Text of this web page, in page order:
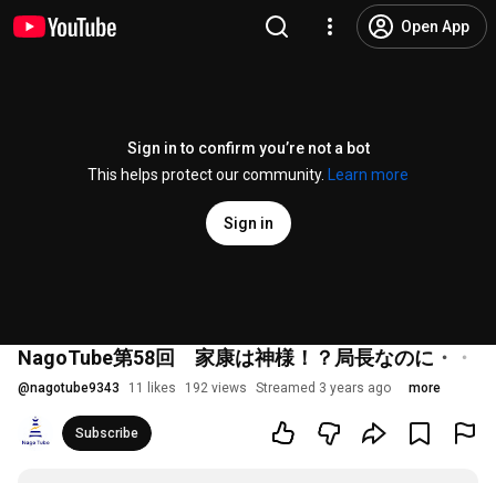
Open App
Sign in to confirm you’re not a bot
This helps protect our community.
Learn more
Sign in
NagoTube第58回 家康は神様！？局長なのに・・
@nagotube9343 11 likes 192 views Streamed 3 years ago more
Subscribe